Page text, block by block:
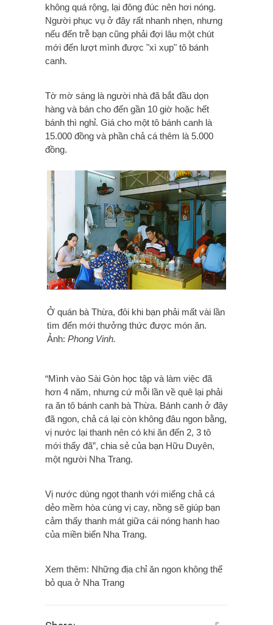
không quá rộng, lại đông đúc nên hơi nóng.
Người phục vụ ở đây rất nhanh nhẹn, nhưng
nếu đến trễ bạn cũng phải đợi lâu một chút
mới đến lượt mình được "xì xụp" tô bánh
canh.
Tờ mờ sáng là người nhà đã bắt đầu dọn
hàng và bán cho đến gần 10 giờ hoặc hết
bánh thì nghỉ. Giá cho một tô bánh canh là
15.000 đồng và phần chả cá thêm là 5.000
đồng.
Ở quán bà Thừa, đôi khi bạn phải mất vài lần
tìm đến mới thưởng thức được món ăn.
Ảnh: Phong Vinh.
“Mình vào Sài Gòn học tập và làm việc đã
hơn 4 năm, nhưng cứ mỗi lần về quê lại phải
ra ăn tô bánh canh bà Thừa. Bánh canh ở đây
đã ngon, chả cá lại còn không đâu ngon bằng,
vị nước lại thanh nên có khi ăn đến 2, 3 tô
mới thấy đã”, chia sẻ của bạn Hữu Duyên,
một người Nha Trang.
Vị nước dùng ngọt thanh với miếng chả cá
dẻo mềm hòa cùng vị cay, nồng sẽ giúp bạn
cảm thấy thanh mát giữa cái nóng hanh hao
của miền biển Nha Trang.
Xem thêm: Những địa chỉ ăn ngon không thể
bỏ qua ở Nha Trang